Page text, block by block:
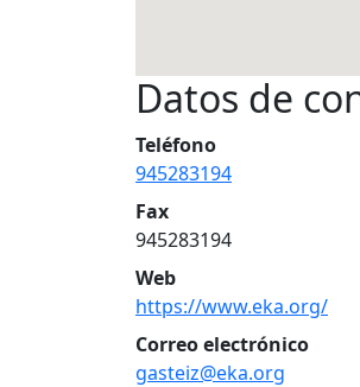
Datos de
Teléfono
945283194
Fax
945283194
Web
https://www.eka.org/
Correo electrónico
gasteiz@eka.org